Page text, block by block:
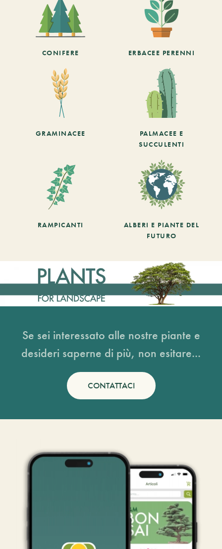
CONIFERE ERBACEE PERENNI
GRAMINACEE
PALMACEE E
SUCCULENTI
RAMPICANTI
ALBERI E PIANTE DEL
FUTURO
Se sei interessato alle nostre piante e
desideri saperne di più, non esitare...
CONTATTACI